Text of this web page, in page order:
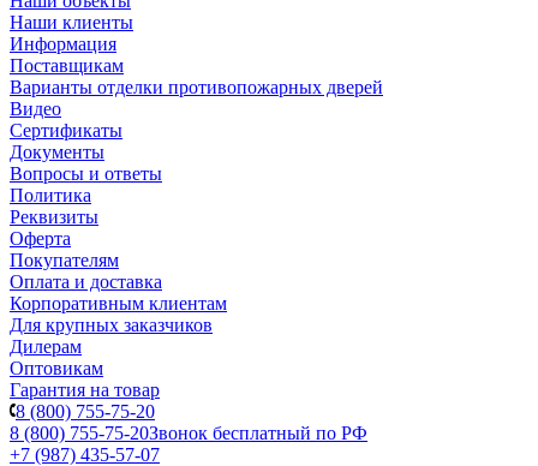
Наши клиенты
Информация
Поставщикам
Варианты отделки противопожарных дверей
Видео
Сертификаты
Документы
Вопросы и ответы
Политика
Реквизиты
Оферта
Покупателям
Оплата и доставка
Корпоративным клиентам
Для крупных заказчиков
Дилерам
Оптовикам
Гарантия на товар
8 (800) 755-75-20
8 (800) 755-75-20Звонок бесплатный по РФ
+7 (987) 435-57-07